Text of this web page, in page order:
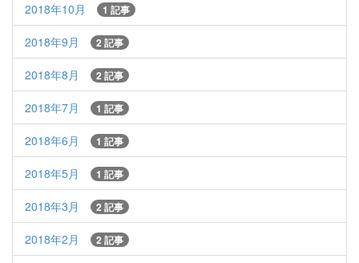
2018年10月 1 記事
2018年9月 2 記事
2018年8月 2 記事
2018年7月 1 記事
2018年6月 1 記事
2018年5月 1 記事
2018年3月 2 記事
2018年2月 2 記事